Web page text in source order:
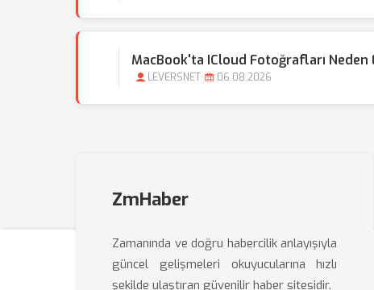
MacBook'ta ICloud Fotoğrafları
LEVERSNET 06.08.2026
ZmHaber
Zamanında ve doğru habercilik anlayışıyla
güncel gelişmeleri okuyucularına hızlı
şekilde ulaştıran güvenilir haber sitesidir.